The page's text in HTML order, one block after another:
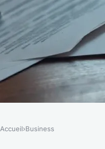
Accueil›Business